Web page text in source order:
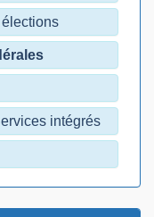
intégrés